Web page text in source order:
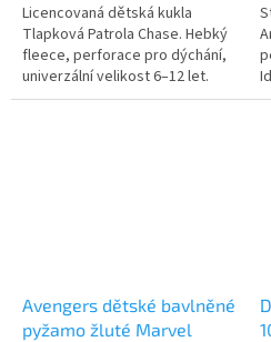
5
hvězdiček.
Licencovaná dětská kukla
Tlapková Patrola Chase. Hebký
fleece, perforace pro dýchání,
univerzální velikost 6–12 let.
Oficiální licence. Více produktů s
5
Avengers dětské bavlněné
pyžamo žluté Marvel